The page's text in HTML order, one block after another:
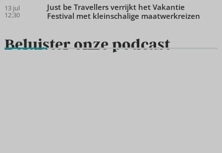
13 jul
12:30
Just be Travellers verrijkt het Vakantie
Festival met kleinschalige maatwerkreizen
Beluister onze podcast